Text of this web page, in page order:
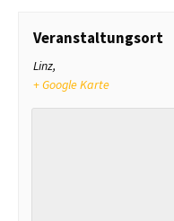
Veranstaltungsort
Linz,
+ Google Karte